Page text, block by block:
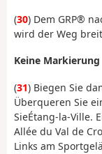
(30) Dem GRP®
wird der Weg
Keine Markierung
(31) Biegen Sie
Überqueren Sie
SieÉtang-la-Ville.
Allée du Val de
Links am